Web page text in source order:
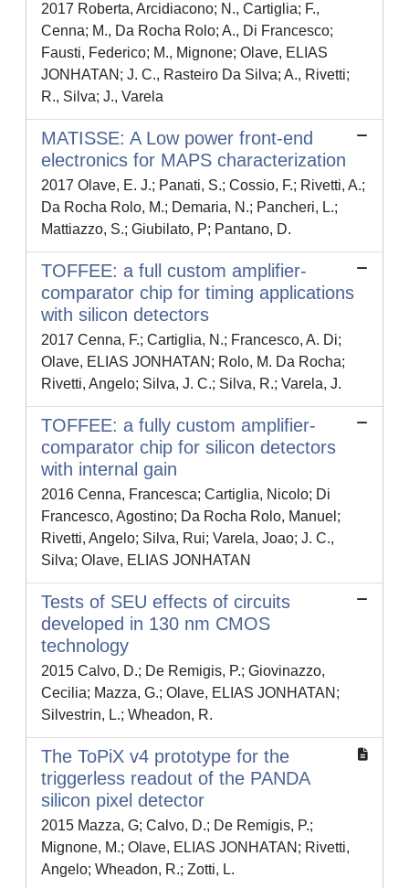
2017 Roberta, Arcidiacono; N., Cartiglia; F.,
Cenna; M., Da Rocha Rolo; A., Di Francesco;
Fausti, Federico; M., Mignone; Olave, ELIAS
JONHATAN; J. C., Rasteiro Da Silva; A., Rivetti;
R., Silva; J., Varela
MATISSE: A Low power front-end
electronics for MAPS characterization
2017 Olave, E. J.; Panati, S.; Cossio, F.; Rivetti, A.;
Da Rocha Rolo, M.; Demaria, N.; Pancheri, L.;
Mattiazzo, S.; Giubilato, P; Pantano, D.
TOFFEE: a full custom amplifier-
comparator chip for timing applications
with silicon detectors
2017 Cenna, F.; Cartiglia, N.; Francesco, A. Di;
Olave, ELIAS JONHATAN; Rolo, M. Da Rocha;
Rivetti, Angelo; Silva, J. C.; Silva, R.; Varela, J.
TOFFEE: a fully custom amplifier-
comparator chip for silicon detectors
with internal gain
2016 Cenna, Francesca; Cartiglia, Nicolo; Di
Francesco, Agostino; Da Rocha Rolo, Manuel;
Rivetti, Angelo; Silva, Rui; Varela, Joao; J. C.,
Silva; Olave, ELIAS JONHATAN
Tests of SEU effects of circuits
developed in 130 nm CMOS
technology
2015 Calvo, D.; De Remigis, P.; Giovinazzo,
Cecilia; Mazza, G.; Olave, ELIAS JONHATAN;
Silvestrin, L.; Wheadon, R.
The ToPiX v4 prototype for the
triggerless readout of the PANDA
silicon pixel detector
2015 Mazza, G; Calvo, D.; De Remigis, P.;
Mignone, M.; Olave, ELIAS JONHATAN; Rivetti,
Angelo; Wheadon, R.; Zotti, L.